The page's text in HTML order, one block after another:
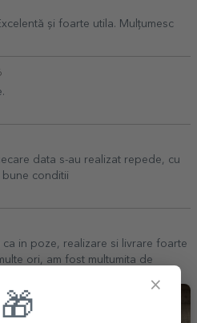
și foarte utila. Mulțumesc
data s-au realizat repede, cu
bune conditii
ca in poze, realizare si livrare foarte
ori, am fost multumita de
×
🎁